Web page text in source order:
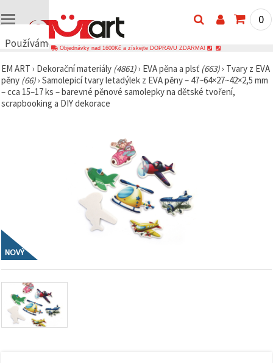
Používáme
🍪
Používáme
cookies a
podobné
návštěvnost
a
zobrazovali
relevantnější
reklamu, a
to i s
pomocí
našich
partnerů
0
Objednávky nad 1600Kč a získejte DOPRAVU ZDARMA!
EM ART › Dekorační materiály (4861)› EVA pěna a plsť (663)› Tvary z EVA
pěny (66)› Samolepicí tvary letadýlek z EVA pěny – 47~64×27~42×2,5 mm
– cca 15–17 ks – barevné pěnové samolepky na dětské tvoření,
scrapbooking a DIY dekorace
NOVÝ